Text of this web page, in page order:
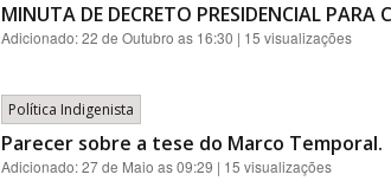
MINUTA DE DECRETO PRESIDENCIAL
Adicionado:22 de Outubro as 16:30 | 15 visualizações
Política Indigenista
Parecer sobre a tese do Marco Temporal.
Adicionado:27 de Maio as 09:29 | 15 visualizações